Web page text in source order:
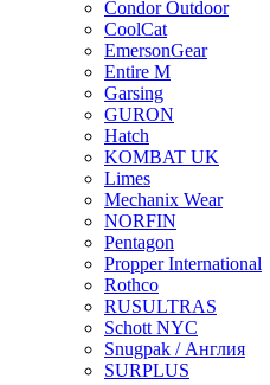
Condor Outdoor
CoolCat
EmersonGear
Entire M
Garsing
GURON
Hatch
KOMBAT UK
Limes
Mechanix Wear
NORFIN
Pentagon
Propper International
Rothco
RUSULTRAS
Schott NYC
Snugpak / Англия
SURPLUS